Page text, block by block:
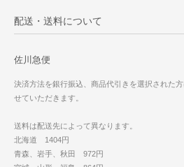
配送・送料について
佐川急便
決済方法を銀行振込、商品代引きを選択された
せていただきます。
送料は配送先によって異なります。
北海道 1404円
青森、岩手、秋田 972円